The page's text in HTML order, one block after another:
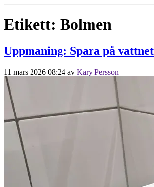
Etikett: Bolmen
Uppmaning: Spara på vattnet
11 mars 2026 08:24 av Kary Persson